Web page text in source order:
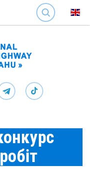
SEARCH